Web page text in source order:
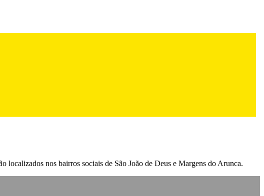
localizados nos bairros sociais de São João de Deus e Margens do Arunca.